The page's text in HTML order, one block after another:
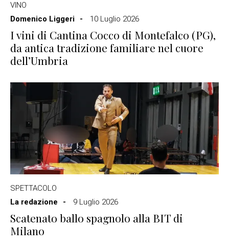
VINO
Domenico Liggeri
10 Luglio 2026
I vini di Cantina Cocco di Montefalco (PG),
da antica tradizione familiare nel cuore
dell’Umbria
SPETTACOLO
La redazione
9 Luglio 2026
Scatenato ballo spagnolo alla BIT di
Milano